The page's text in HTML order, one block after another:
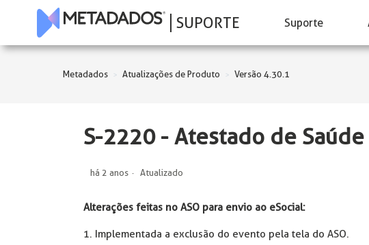
SUPORTE Suporte
Metadados Atualizações de Produto Versão 4.30.1
S-2220 - Atestado de
há 2 anos Atualizado
Alterações feitas no ASO para envio ao eSocial:
1. Implementada a exclusão do evento pela tela do ASO.